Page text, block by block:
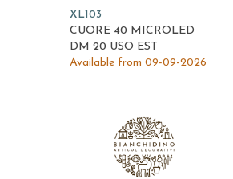
XL103
CUORE 40 MICROLED
DM 20 USO EST
Available from 09-09-2026